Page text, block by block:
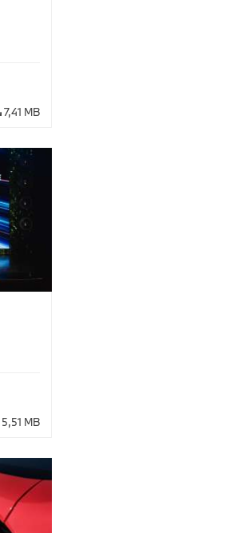
7,41 MB
5,51 MB